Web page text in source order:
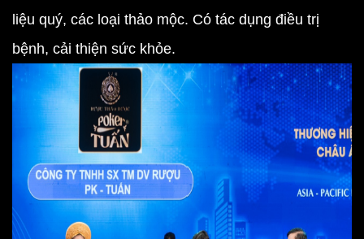
liệu quý, các loại thảo mộc. Có tác dụng điều trị
bệnh, cải thiện sức khỏe.